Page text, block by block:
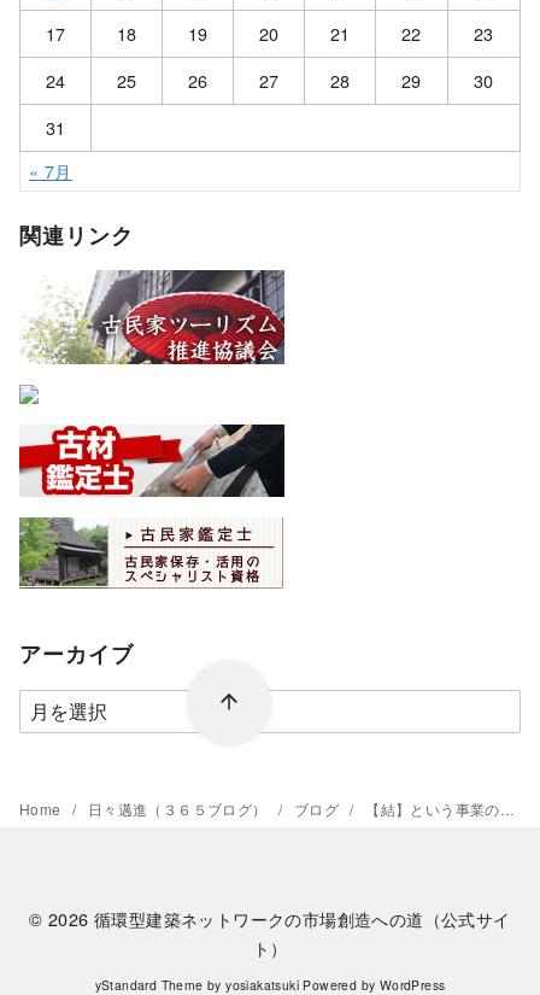
17
18 19 20 21 22
23
24
25 26 27 28 29
30
31
« 7月
関連リンク
アーカイブ
ア
ー
イ
Home 日々邁進（３６５ブログ） ブログ 【結】という事業の社会公共性
© 2026循環型建築ネットワークの市場創造への道（公式サイ
ト）
yStandard Theme byyosiakatsuki Powered by WordPress